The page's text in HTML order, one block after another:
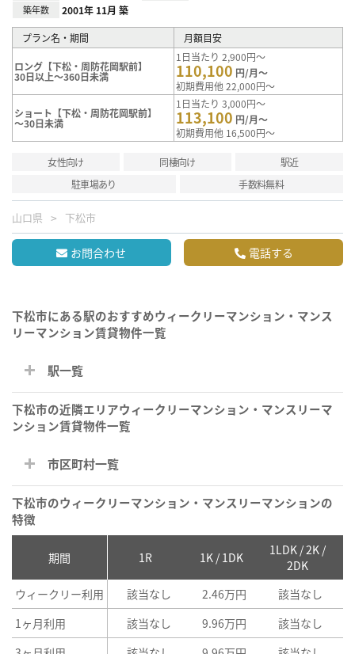
築年数 2001年 11月 築
プラン名・期間 月額目安
ロング【下松・周防花岡駅前】
30日以上～360日未満
1日当たり 2,900円～
110,100 円/月～
初期費用他 22,000円～
ショート【下松・周防花岡駅前】
～30日未満
1日当たり 3,000円～
113,100 円/月～
初期費用他 16,500円～
女性向け 同棲向け
駅近
駐車場あり
手数料無料
山口県 下松市
お問合わせ 電話する
下松市にある駅のおすすめウィークリーマンション・マンス
リーマンション賃貸物件一覧
駅一覧
下松市の近隣エリアウィークリーマンション・マンスリーマ
ンション賃貸物件一覧
市区町村一覧
下松市のウィークリーマンション・マンスリーマンションの
特徴
期間 1R 1K / 1DK
1LDK / 2K /
2DK
ウィークリー利用 該当なし 2.46万円 該当なし
1ヶ月利用
該当なし 9.96万円 該当なし